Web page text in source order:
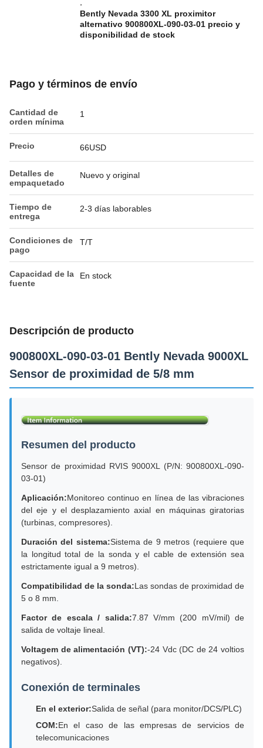
Bently Nevada 3300 XL proximitor
alternativo 900800XL-090-03-01 precio y
disponibilidad de stock
Pago y términos de envío
Cantidad de
orden mínima
1
Precio 66USD
Detalles de
empaquetado
Nuevo y original
Tiempo de
entrega
2-3 días laborables
Condiciones de
pago
T/T
Capacidad de la
fuente
En stock
Descripción de producto
900800XL-090-03-01 Bently Nevada 9000XL
Sensor de proximidad de 5/8 mm
Resumen del producto
Sensor de proximidad RVIS 9000XL (P/N: 900800XL-090-
03-01)
Aplicación:Monitoreo continuo en línea de las vibraciones
del eje y el desplazamiento axial en máquinas giratorias
(turbinas, compresores).
Duración del sistema:Sistema de 9 metros (requiere que
la longitud total de la sonda y el cable de extensión sea
estrictamente igual a 9 metros).
Compatibilidad de la sonda:Las sondas de proximidad de
5 o 8 mm.
Factor de escala / salida:7.87 V/mm (200 mV/mil) de
salida de voltaje lineal.
Voltagem de alimentación (VT):-24 Vdc (DC de 24 voltios
negativos).
Conexión de terminales
En el exterior:Salida de señal (para monitor/DCS/PLC)
COM:En el caso de las empresas de servicios de
telecomunicaciones